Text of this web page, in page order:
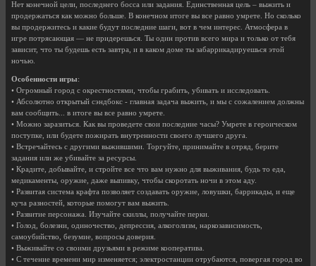
Нет конечной цели, последнего босса или задания. Единственная цель – выжить и
продержаться как можно больше. В конечном итоге вы все равно умрете. Но сколько
вы продержитесь и какие будут последние шаги, вот в чем интерес. Атмосфера в
игре потрясающая — не придерешься. Ты один против всего мира и только от тебя
зависит, что ты будешь есть завтра, и в каком доме ты забаррикадируешься этой
ночью.
Особенности игры:
• Огромный город с окрестностями, чтобы грабить, убивать и исследовать.
• Абсолютно открытый сэндбокс - главная задача выжить, и мы с сожалением должны
вам сообщить... в итоге вы все равно умрете.
• Можно заразиться. Как вы проведете свои последние часы? Умрете в героическом
поступке, или будете пожирать внутренности своего лучшего друга.
• Встречайтесь с другими выжившими. Торгуйте, принимайте в отряд, берите
задания или же убивайте за ресурсы.
• Крадите, добывайте, и стройте все что вам нужно для выживания, будь то еда,
медикаменты, оружие, даже выпивку, чтобы скоротать ночи в этом аду.
• Развитая система крафта позволяет создавать оружие, ловушки, баррикады, и еще
куча разностей, которые помогут вам выжить.
• Развитие персонажа. Изучайте скиллы, получайте перки.
• Голод, болезни, одиночество, депрессия, алкоголизм, наркозависимость,
самоубийство, безумие, вопросы доверия.
• Выживайте со своими друзьями в режиме кооператива.
• С течение времени мир изменяется; электростанции отрубаются, повергая город во